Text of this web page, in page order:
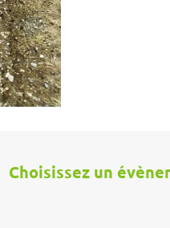
Choisissez un